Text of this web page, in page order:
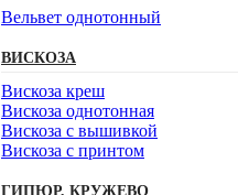
Вельвет однотонный
ВИСКОЗА
Вискоза креш
Вискоза однотонная
Вискоза с вышивкой
Вискоза с принтом
ГИПЮР, КРУЖЕВО